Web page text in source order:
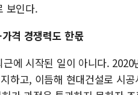
보인다.
격 경쟁력도 한몫
에 시작된 일이 아니다.
하고, 이듬해 현대건설로 시